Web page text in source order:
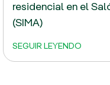
residencial en el
(SIMA)
SEGUIR LEYENDO